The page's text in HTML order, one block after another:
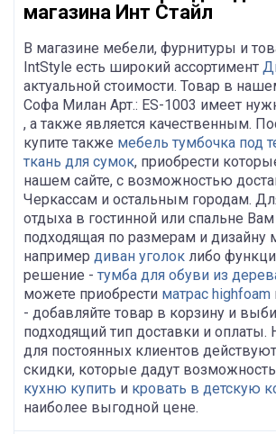
магазина Инт Стайл
В магазине мебели, фурнитуры и
IntStyle есть широкий ассортимент
актуальной стоимости. Товар в
Софа Милан Арт.: ES-1003 имеет
, а также является качественным.
купите также мебель тумбочка под
ткань для сумок, приобрести
нашем сайте, с возможностью
Черкассам и остальным городам.
отдыха в гостинной или спальне
подходящая по размерам и дизайну
например диван уголок либо
решение - тумба для обуви из
можете приобрести матрас highfoam
- добавляйте товар в корзину и
подходящий тип доставки и оплаты.
для постоянных клиентов
скидки, которые дадут возможность
кухню купить и кровать в детскую
наиболее выгодной цене.